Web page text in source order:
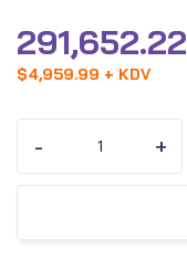
291,652.22
$4,959.99 + KDV
- +